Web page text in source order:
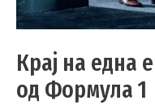
Крај на една
од Формула 1